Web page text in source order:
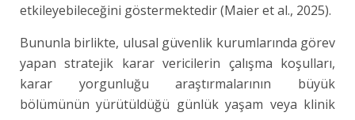
etkileyebileceğini göstermektedir (Maier et al., 2025).
Bununla birlikte, ulusal güvenlik kurumlarında görev
yapan stratejik karar vericilerin çalışma koşulları,
karar yorgunluğu araştırmalarının büyük
bölümünün yürütüldüğü günlük yaşam veya klinik